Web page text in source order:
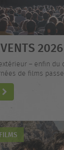
2026
– enfin
de films